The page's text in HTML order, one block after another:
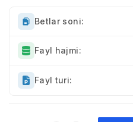
Betlar soni:
Fayl hajmi:
Fayl turi: